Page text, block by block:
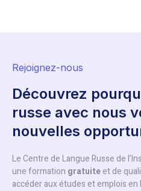
Rejoignez-nous
Découvrez
russe avec nous
nouvelles
Le Centre de Langue Russe de
une formation gratuiteet de
accéder aux études et emplois en